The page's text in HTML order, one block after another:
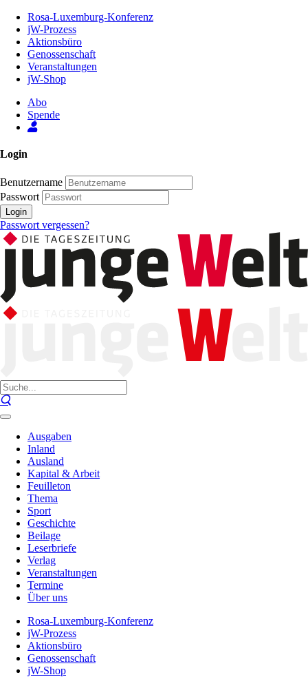
Inhalt
Seite
Rosa-Luxemburg-Konferenz
jW-Prozess
Aktionsbüro
Genossenschaft
Veranstaltungen
jW-Shop
Abo
Spende
Login
Benutzername
Passwort
Login
Passwort vergessen?
Ausgaben
Inland
Ausland
Kapital & Arbeit
Feuilleton
Thema
Sport
Geschichte
Beilage
Leserbriefe
Verlag
Veranstaltungen
Termine
Über uns
Rosa-Luxemburg-Konferenz
jW-Prozess
Aktionsbüro
Genossenschaft
jW-Shop